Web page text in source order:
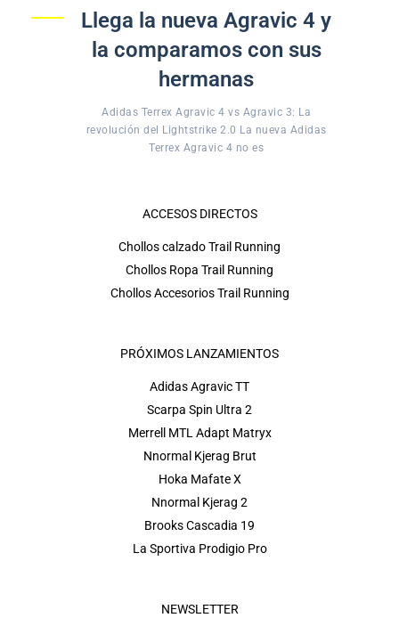
Llega la nueva Agravic 4 y
la comparamos con sus
hermanas
Adidas Terrex Agravic 4 vs Agravic 3: La
revolución del Lightstrike 2.0 La nueva Adidas
Terrex Agravic 4 no es
ACCESOS DIRECTOS
Chollos calzado Trail Running
Chollos Ropa Trail Running
Chollos Accesorios Trail Running
PRÓXIMOS LANZAMIENTOS
Adidas Agravic TT
Scarpa Spin Ultra 2
Merrell MTL Adapt Matryx
Nnormal Kjerag Brut
Hoka Mafate X
Nnormal Kjerag 2
Brooks Cascadia 19
La Sportiva Prodigio Pro
NEWSLETTER